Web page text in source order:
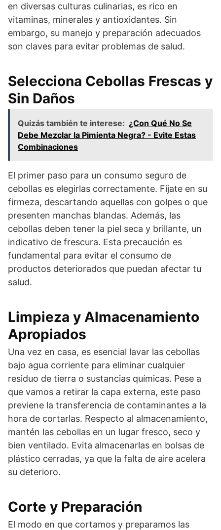
en diversas culturas culinarias, es rico en
vitaminas, minerales y antioxidantes. Sin
embargo, su manejo y preparación adecuados
son claves para evitar problemas de salud.
Selecciona Cebollas Frescas y
Sin Daños
Quizás también te interese: ¿Con Qué No Se
Debe Mezclar la Pimienta Negra? - Evite Estas
Combinaciones
El primer paso para un consumo seguro de
cebollas es elegirlas correctamente. Fíjate en su
firmeza, descartando aquellas con golpes o que
presenten manchas blandas. Además, las
cebollas deben tener la piel seca y brillante, un
indicativo de frescura. Esta precaución es
fundamental para evitar el consumo de
productos deteriorados que puedan afectar tu
salud.
Limpieza y Almacenamiento
Apropiados
Una vez en casa, es esencial lavar las cebollas
bajo agua corriente para eliminar cualquier
residuo de tierra o sustancias químicas. Pese a
que vamos a retirar la capa externa, este paso
previene la transferencia de contaminantes a la
hora de cortarlas. Respecto al almacenamiento,
mantén las cebollas en un lugar fresco, seco y
bien ventilado. Evita almacenarlas en bolsas de
plástico cerradas, ya que la falta de aire acelera
su deterioro.
Corte y Preparación
El modo en que cortamos y preparamos las